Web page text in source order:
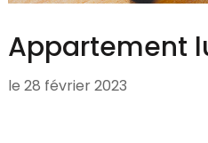
Appartement
le 28 février 2023